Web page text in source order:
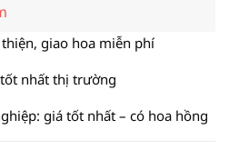
giao hoa miễn phí
nhất thị trường
giá tốt nhất – có hoa hồng